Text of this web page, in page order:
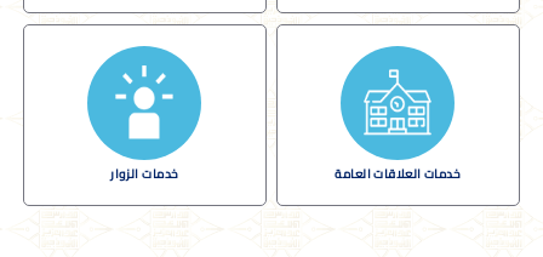
خدمات العلاقات العامة خدمات الزوار